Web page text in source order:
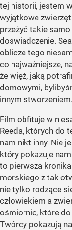
tej historii, jestem
wyjątkowe
przeżyć takie
doświadczenie.
oblicze tego
co najważniejsze,
że więź, jaką
domowymi,
innym stworzeniem.
Film obfituje w
Reeda, których do
nam nikt inny. Nie
który pokazuje
to pierwsza
morskiego z tak
nie tylko rodzące
człowiekiem a
ośmiornic, które do
Twórcy pokazują